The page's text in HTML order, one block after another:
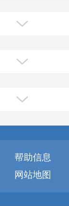
帮助信息
网站地图